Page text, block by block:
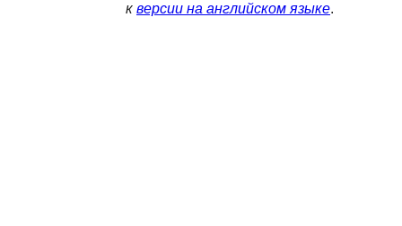
к версии на английском языке.